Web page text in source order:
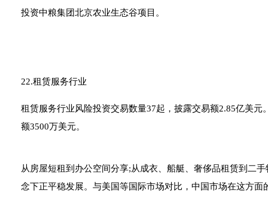
投资中粮集团北京农业生态谷项目。
22.租赁服务行业
租赁服务行业风险投资交易数量37起，披露交易额2.85亿美
额3500万美元。
从房屋短租到办公空间分享;从成衣、船艇、奢侈品租赁到二
念下正平稳发展。与美国等国际市场对比，中国市场在这方面